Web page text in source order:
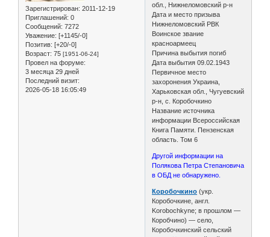
Зарегистрирован: 2011-12-19
Приглашений: 0
Сообщений: 7272
Уважение: [+1145/-0]
Позитив: [+20/-0]
Возраст: 75 [1951-06-24]
Провел на форуме:
3 месяца 29 дней
Последний визит:
2026-05-18 16:05:49
обл., Нижнеломовский р-н
Дата и место призыва
Нижнеломовский РВК
Воинское звание
красноармеец
Причина выбытия погиб
Дата выбытия 09.02.1943
Первичное место
захоронения Украина,
Харьковская обл., Чугуевский
р-н, с. Коробочкино
Название источника
информации Всероссийская
Книга Памяти. Пензенская
область. Том 6
Другой информации на
Полякова Петра Степановича
в ОБД не обнаружено.
Коробочкино (укр.
Коробочкине, англ.
Korobochkyne; в прошлом —
Коробчино) — село,
Коробочкинский сельский